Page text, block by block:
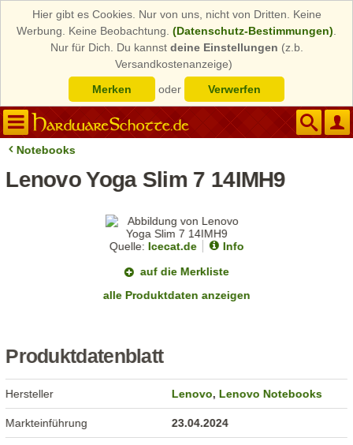
Hier gibt es Cookies. Nur von uns, nicht von Dritten. Keine
Werbung. Keine Beobachtung. (Datenschutz-Bestimmungen)
Nur für Dich. Du kannst deine Einstellungen (z.b.
Versandkostenanzeige)
Merken
oder Verwerfen
Notebooks
Lenovo Yoga Slim 7 14IMH9
Quelle: Icecat.de
Info
auf die Merkliste
alle Produktdaten anzeigen
Produktdatenblatt
Hersteller Lenovo,Lenovo Notebooks
Markteinführung 23.04.2024